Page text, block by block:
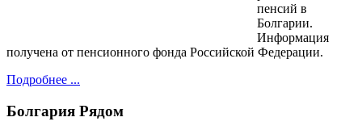
пенсий в
Болгарии.
Информация
получена от пенсионного фонда Российской Федерации.
Подробнее ...
Болгария Рядом